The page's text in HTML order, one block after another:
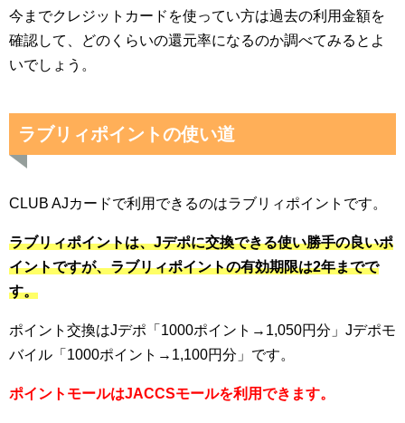
今までクレジットカードを使ってい方は過去の利用金額を
確認して、どのくらいの還元率になるのか調べてみるとよ
いでしょう。
ラブリィポイントの使い道
CLUB AJカードで利用できるのはラブリィポイントです。
ラブリィポイントは、Jデポに交換できる使い勝手の良いポ
イントですが、ラブリィポイントの有効期限は2年までで
す。
ポイント交換はJデポ「1000ポイント→1,050円分」Jデポモ
バイル「1000ポイント→1,100円分」です。
ポイントモールはJACCSモールを利用できます。